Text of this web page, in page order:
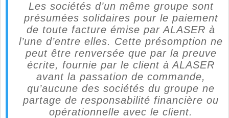
Les sociétés d’un même groupe sont
présumées solidaires pour le paiement
de toute facture émise par ALASER à
l’une d’entre elles. Cette présomption ne
peut être renversée que par la preuve
écrite, fournie par le client à ALASER
avant la passation de commande,
qu’aucune des sociétés du groupe ne
partage de responsabilité financière ou
opérationnelle avec le client.